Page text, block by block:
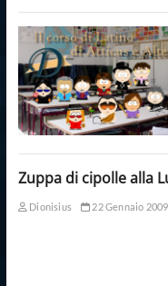
Zuppa di cipolle alla
Dionisius 22 Gennaio 2009